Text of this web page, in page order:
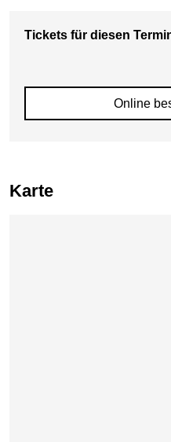
Tickets für diesen
Online
Karte